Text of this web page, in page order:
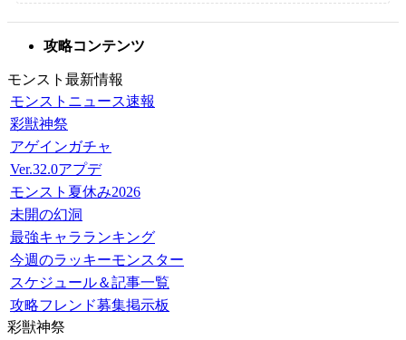
攻略コンテンツ
モンスト最新情報
モンストニュース速報
彩獣神祭
アゲインガチャ
Ver.32.0アプデ
モンスト夏休み2026
未開の幻洞
最強キャラランキング
今週のラッキーモンスター
スケジュール＆記事一覧
攻略フレンド募集掲示板
彩獣神祭